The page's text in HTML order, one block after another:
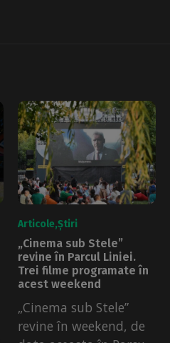
Articole Știri
„Cinema sub Stele”
revine în Parcul Liniei.
Trei filme programate în
acest weekend
„Cinema sub Stele”
revine în weekend, de